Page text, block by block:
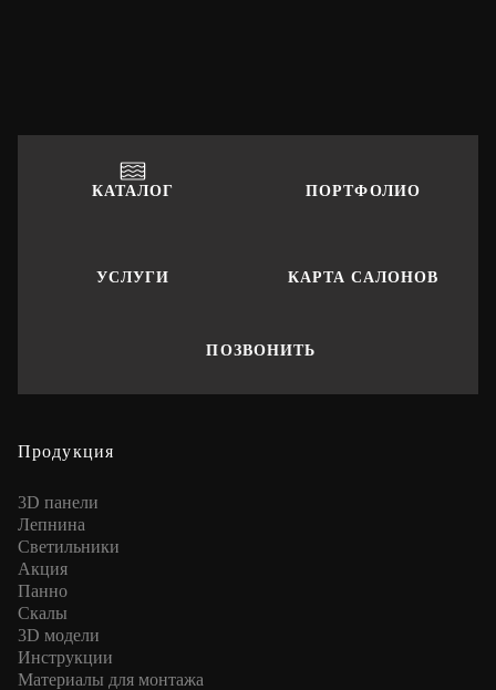
КАТАЛОГ ПОРТФОЛИО
УСЛУГИ КАРТА САЛОНОВ
ПОЗВОНИТЬ
Продукция
3D панели
Лепнина
Cветильники
Акция
Панно
Скалы
3D модели
Инструкции
Материалы для монтажа